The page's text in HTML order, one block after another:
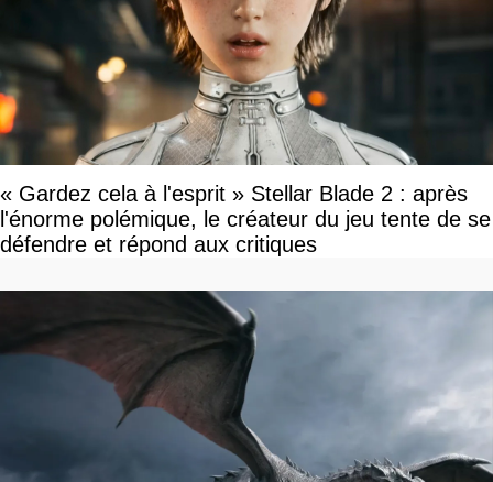
« Gardez cela à l'esprit » Stellar Blade 2 : après
l'énorme polémique, le créateur du jeu tente de se
défendre et répond aux critiques